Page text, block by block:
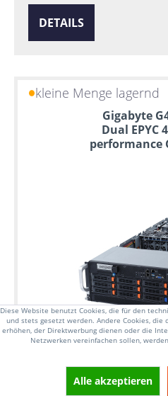
DETAILS
kleine Menge lagernd
Gigabyte
Dual EPYC
performance
Diese Website benutzt Cookies, die für den
und stets gesetzt werden. Andere Cookies, die
erhöhen, der Direktwerbung dienen oder die
Netzwerken vereinfachen sollen,
Alle akzeptieren